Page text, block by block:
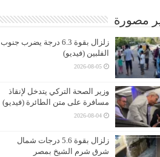
مصورة
زلزال بقوة 6.3 درجة يضرب جنوب
الفلبين (فيديو)
2026-08-05
وزير الصحة التركي يتدخل لإنقاذ
مسافرة على متن الطائرة (فيديو)
2026-08-04
زلزال بقوة 5.6 درجات شمال
شرق شرم الشيخ بمصر